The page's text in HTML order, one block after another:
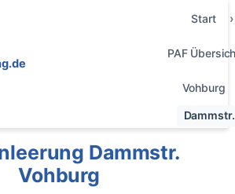
Start
PAF
Vohburg
Dammstr.
Dammstr.
Vohburg